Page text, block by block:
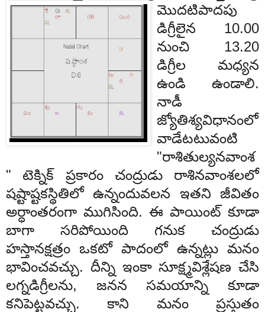
మొదటిపాదపు
డిగ్రీలైన 10.00
నుంచి 13.20
డిగ్రీల
మధ్యన
ఉండి
ఉండాలి.
నాడీ
జ్యోతిశ్యవిధానంలో
వాడేటటువంటి
"రాశితుల్యనవాంశ
" టెక్నిక్ ప్రకారం చంద్రుడు రాశినవాంశలలో
షష్టాష్టకస్థితిలోఉన్నందువలన ఇతని
జీవితం
అర్ధాంతరంగా ముగిసింది. ఈ పాయింట్ కూడా
బాగా సరిపోయింది గనుక
చంద్రుడు
హస్తానక్షత్రం ఒకటో పాదంలో ఉన్నట్లు మనం
భావించవచ్చు. దీన్ని ఇంకా సూక్ష్మవిశ్లేషణ చేసి
లగ్నడిగ్రీలను, జనన సమయాన్ని కూడా
కనిపెట్టవచ్చు. కాని మనం
ప్రస్తుతం